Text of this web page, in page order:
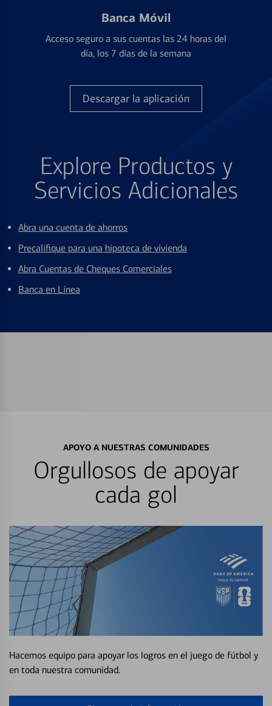
Banca Móvil
Acceso seguro a sus cuentas las 24 horas del
día, los 7 días de la semana
Descargar la aplicación
Explore Productos y
Servicios Adicionales
Abra una cuenta de ahorros
Precalifique para una hipoteca de vivienda
Abra Cuentas de Cheques Comerciales
Banca en Línea
APOYO A NUESTRAS COMUNIDADES
Orgullosos de apoyar
cada gol
Hacemos equipo para apoyar los logros en el juego de fútbol y
en toda nuestra comunidad.